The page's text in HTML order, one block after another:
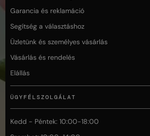
Garancia és reklamáció
Segítség a választáshoz
Üzletünk és személyes vásárlás
Vásárlás és rendelés
Elállás
ÜGYFÉLSZOLGÁLAT
Kedd - Péntek: 10:00-18:00